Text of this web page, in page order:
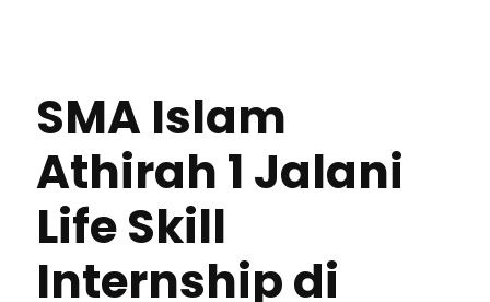
SMA Islam
Athirah 1 Jalani
Life Skill
Internship di